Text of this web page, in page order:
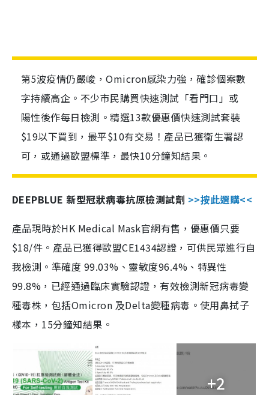
第5波疫情仍嚴峻，Omicron感染力強，確診個案數
字持續高企。不少市民購買快速測試「看門口」或
陽性後作每日檢測。精選13款優惠價快速測試套裝
$19以下買到，最平$10有交易！產品已獲衛生署認
可，或通過歐盟標準，最快10分鐘知結果。
DEEPBLUE 新型冠狀病毒抗原檢測試劑 >>按此選購<<
產品現時於HK Medical Mask官網有售，優惠價只要
$18/件。產品已獲得歐盟CE1434認證，可供民眾進行自
我檢測。準確度 99.03%、靈敏度96.4%、特異性
99.8%，已經通過臨床實驗認證，有效檢測新冠病毒變
種毒株，包括Omicron 及Delta變種病毒。使用鼻拭子
樣本，15分鐘知結果。
+2